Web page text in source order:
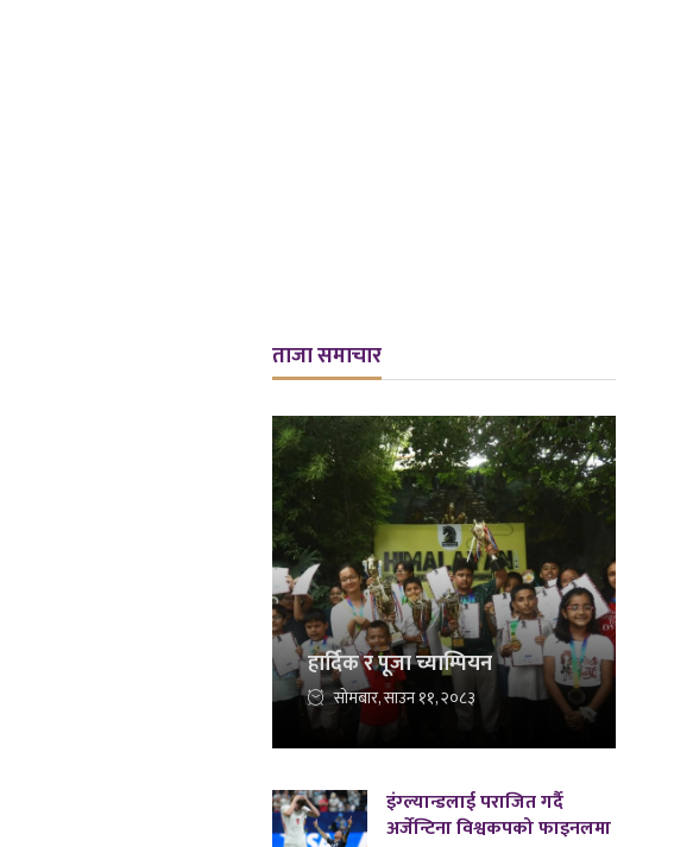
ताजा समाचार
हार्दिक र पूजा च्याम्पियन
सोमबार, साउन ११, २०८३
इंग्ल्यान्डलाई पराजित गर्दै
अर्जेन्टिना विश्वकपको फाइनलमा